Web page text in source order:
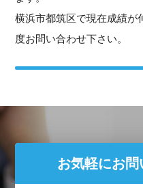
横浜市都筑区で現在成績が
度お問い合わせ下さい。
お気軽にお